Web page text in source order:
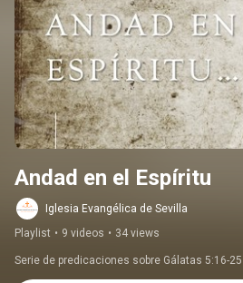
Andad en el Espíritu
Iglesia Evangélica de Sevilla
Playlist • 9 videos • 34 views
Serie de predicaciones sobre Gálatas 5:16-25